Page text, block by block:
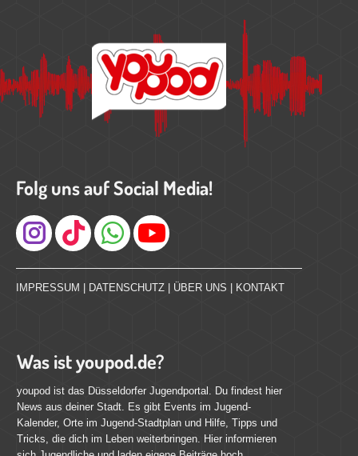
Folg uns auf Social Media!
Instagram
IMPRESSUM | DATENSCHUTZ | ÜBER UNS | KONTAKT
Was ist youpod.de?
youpod ist das Düsseldorfer Jugendportal. Du findest hier
News aus deiner Stadt. Es gibt Events im Jugend-
Kalender, Orte im Jugend-Stadtplan und Hilfe, Tipps und
Tricks, die dich im Leben weiterbringen. Hier informieren